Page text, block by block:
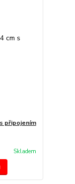
připojením
Skladem